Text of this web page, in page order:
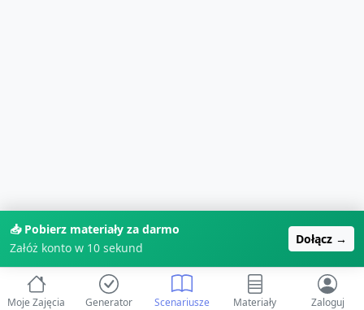
📥 Pobierz materiały za darmo
Załóż konto w 10 sekund
Dołącz →
Moje Zajęcia Generator Scenariusze Materiały Zaloguj